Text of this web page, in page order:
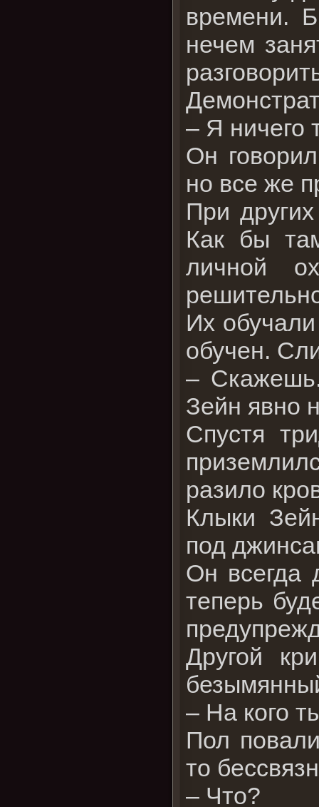
времени.
нечем
– Я ничего
Он
но все же
При
Как бы
личной
Их
обучен.
–
Зейн явно
Спустя
разило
Клыки
под
Он всегда
теперь
Другой
– На кого
Пол
то
– Что?